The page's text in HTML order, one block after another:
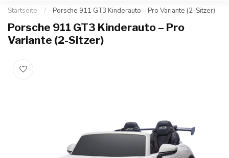
Startseite / Porsche 911 GT3 Kinderauto – Pro Variante (2-Sitzer)
Porsche 911 GT3 Kinderauto – Pro
Variante (2-Sitzer)